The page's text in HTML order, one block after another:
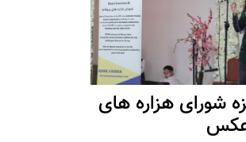
شورای هزاره های
عکس